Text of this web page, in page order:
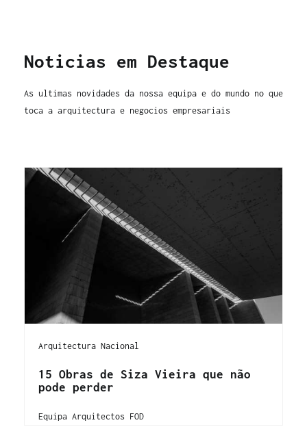
Noticias em Destaque
As ultimas novidades da nossa equipa e do mundo no que
toca a arquitectura e negocios empresariais
Arquitectura Nacional
15 Obras de Siza Vieira que não
pode perder
Equipa Arquitectos FOD